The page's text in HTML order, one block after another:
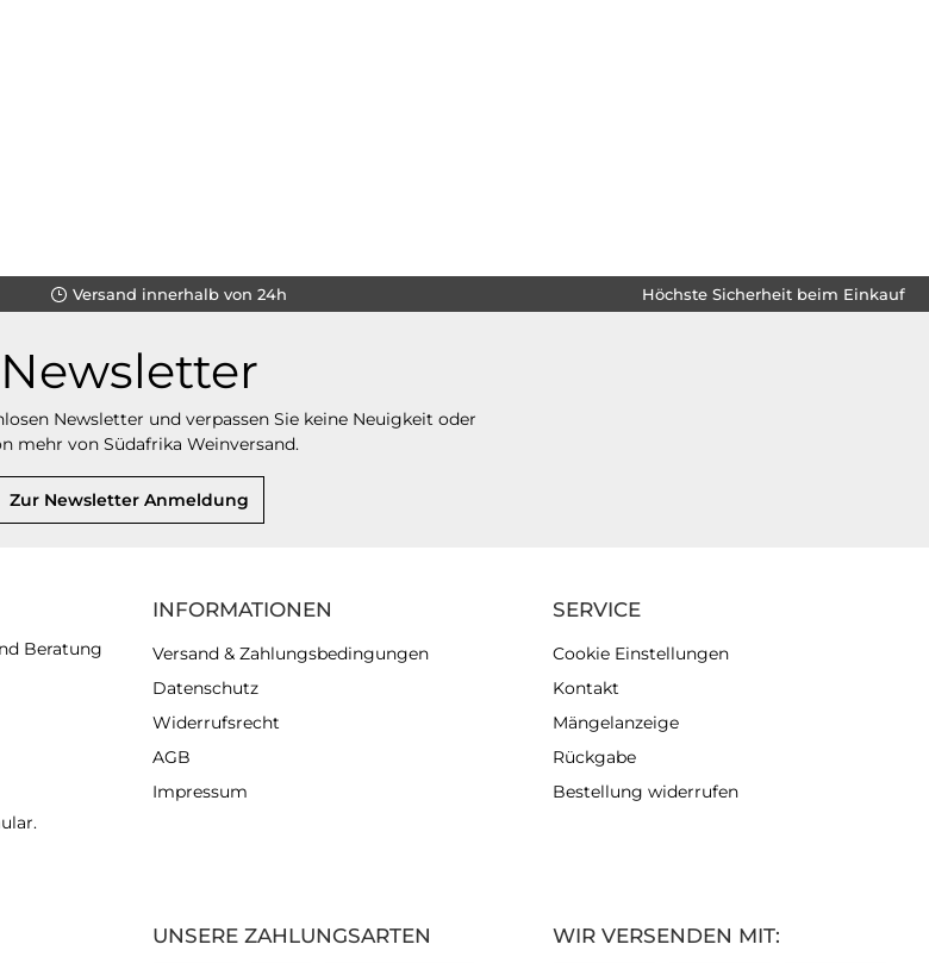
Versand innerhalb von 24h Höchste Sicherheit beim Einkauf
Newsletter
Newsletter und verpassen Sie keine Neuigkeit oder
mehr von Südafrika Weinversand.
Zur Newsletter Anmeldung
Beratung
.
UNSERE ZAHLUNGSARTEN
INFORMATIONEN
Versand & Zahlungsbedingungen
Datenschutz
Widerrufsrecht
AGB
Impressum
SERVICE
Cookie Einstellungen
Kontakt
Mängelanzeige
Rückgabe
Bestellung widerrufen
WIR VERSENDEN MIT: